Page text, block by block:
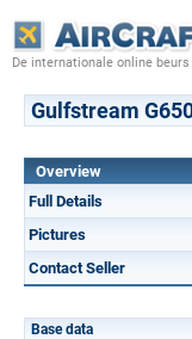
De internationale online
Gulfstream
Overview
Full Details
Pictures
Contact Seller
Base data